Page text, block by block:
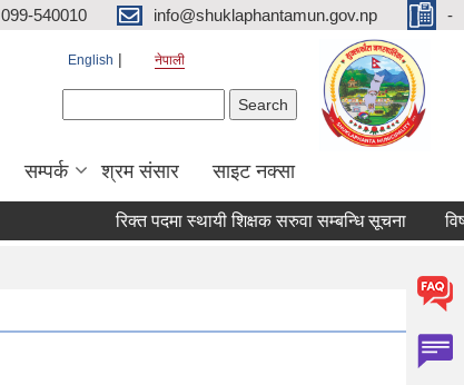
099-540010 info@shuklaphantamun.gov.np -
English नेपाली
सम्पर्क श्रम संसार साइट नक्सा
रिक्त पदमा स्थायी शिक्षक सरुवा सम्बन्धि सूचना